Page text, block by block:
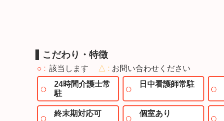
こだわり・特徴
○ 該当します △
お問い合わせください
24時間介護士常
駐
日中看護師常駐
終末期対応可 個室あり